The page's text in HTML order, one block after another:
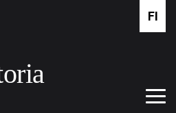
FI